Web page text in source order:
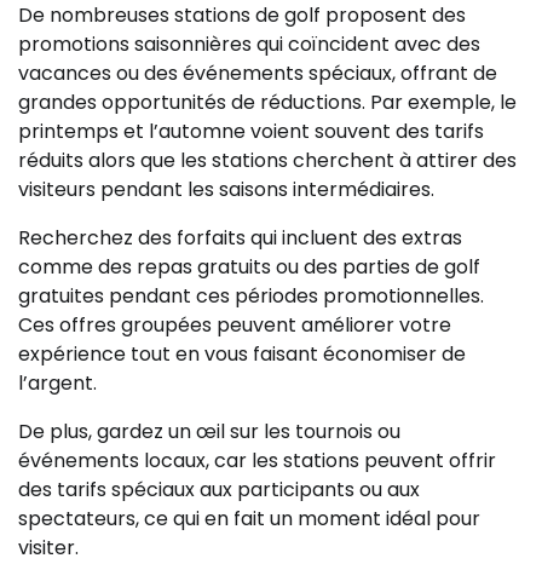
De nombreuses stations de golf proposent des
promotions saisonnières qui coïncident avec des
vacances ou des événements spéciaux, offrant de
grandes opportunités de réductions. Par exemple, le
printemps et l’automne voient souvent des tarifs
réduits alors que les stations cherchent à attirer des
visiteurs pendant les saisons intermédiaires.
Recherchez des forfaits qui incluent des extras
comme des repas gratuits ou des parties de golf
gratuites pendant ces périodes promotionnelles.
Ces offres groupées peuvent améliorer votre
expérience tout en vous faisant économiser de
l’argent.
De plus, gardez un œil sur les tournois ou
événements locaux, car les stations peuvent offrir
des tarifs spéciaux aux participants ou aux
spectateurs, ce qui en fait un moment idéal pour
visiter.